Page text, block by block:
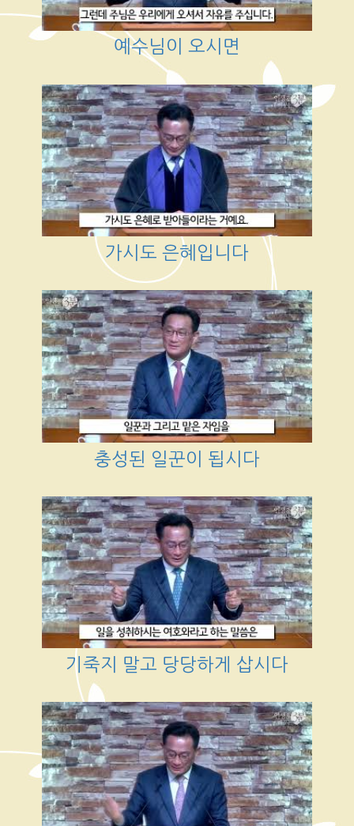
예수님이 오시면
가시도 은혜입니다
충성된 일꾼이 됩시다
기죽지 말고 당당하게 삽시다